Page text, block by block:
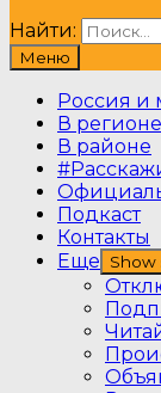
Найти:
Меню
Россия и
В регионе
В районе
Подкаст
Контакты
Еще
Show